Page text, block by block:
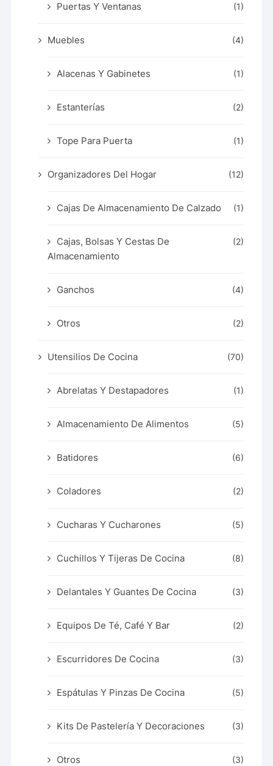
Puertas Y Ventanas (1)
Muebles (4)
Alacenas Y Gabinetes (1)
Estanterías (2)
Tope Para Puerta (1)
Organizadores Del Hogar (12)
Cajas De Almacenamiento De Calzado (1)
Cajas, Bolsas Y Cestas De
Almacenamiento
(2)
Ganchos (4)
Otros (2)
Utensilios De Cocina (70)
Abrelatas Y Destapadores (1)
Almacenamiento De Alimentos (5)
Batidores (6)
Coladores (2)
Cucharas Y Cucharones (5)
Cuchillos Y Tijeras De Cocina (8)
Delantales Y Guantes De Cocina (3)
Equipos De Té, Café Y Bar (2)
Escurridores De Cocina (3)
Espátulas Y Pinzas De Cocina (5)
Kits De Pastelería Y Decoraciones (3)
Otros (3)